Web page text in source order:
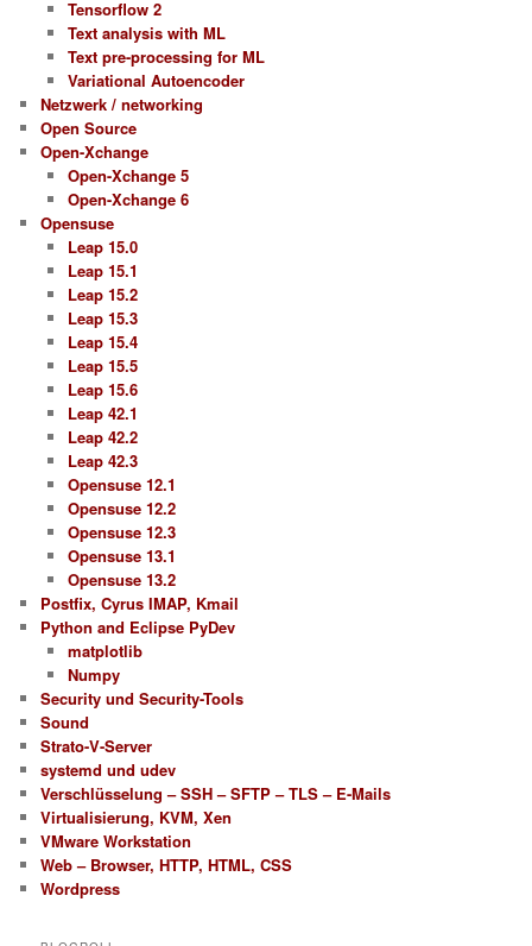
Tensorflow 2
Text analysis with ML
Text pre-processing for ML
Variational Autoencoder
Netzwerk / networking
Open Source
Open-Xchange
Open-Xchange 5
Open-Xchange 6
Opensuse
Leap 15.0
Leap 15.1
Leap 15.2
Leap 15.3
Leap 15.4
Leap 15.5
Leap 15.6
Leap 42.1
Leap 42.2
Leap 42.3
Opensuse 12.1
Opensuse 12.2
Opensuse 12.3
Opensuse 13.1
Opensuse 13.2
Postfix, Cyrus IMAP, Kmail
Python and Eclipse PyDev
matplotlib
Numpy
Security und Security-Tools
Sound
Strato-V-Server
systemd und udev
Verschlüsselung – SSH – SFTP – TLS – E-Mails
Virtualisierung, KVM, Xen
VMware Workstation
Web – Browser, HTTP, HTML, CSS
Wordpress